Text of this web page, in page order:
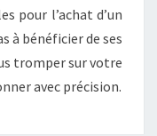
pour l’achat d’un
à bénéficier de ses
tromper sur votre
avec précision.